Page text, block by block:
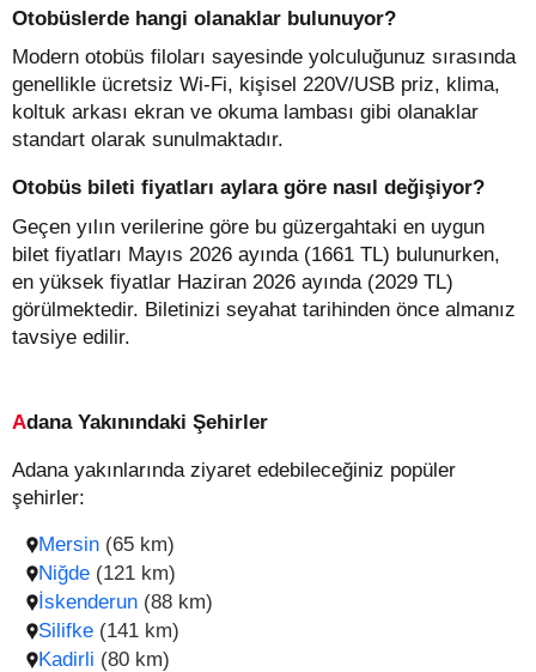
Otobüslerde hangi olanaklar bulunuyor?
Modern otobüs filoları sayesinde yolculuğunuz sırasında
genellikle ücretsiz Wi-Fi, kişisel 220V/USB priz, klima,
koltuk arkası ekran ve okuma lambası gibi olanaklar
standart olarak sunulmaktadır.
Otobüs bileti fiyatları aylara göre nasıl değişiyor?
Geçen yılın verilerine göre bu güzergahtaki en uygun
bilet fiyatları Mayıs 2026 ayında (1661 TL) bulunurken,
en yüksek fiyatlar Haziran 2026 ayında (2029 TL)
görülmektedir. Biletinizi seyahat tarihinden önce almanız
tavsiye edilir.
Adana Yakınındaki Şehirler
Adana yakınlarında ziyaret edebileceğiniz popüler
şehirler:
Mersin (65 km)
Niğde (121 km)
İskenderun (88 km)
Silifke (141 km)
Kadirli (80 km)